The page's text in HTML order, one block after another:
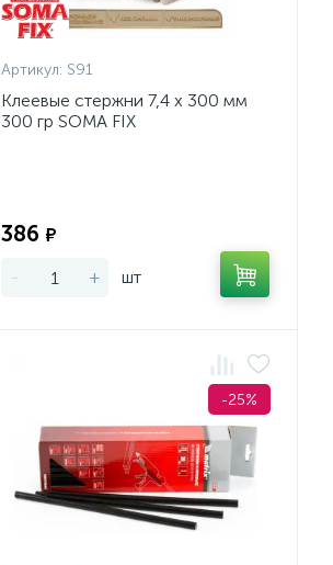
Артикул: S91
Клеевые стержни 7,4 х 300 мм
300 гр SOMA FIX
386 ₽
- + шт
-25%